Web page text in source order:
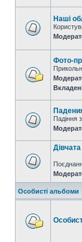
Наші
Фото-
Падіння
Особисті альбоми